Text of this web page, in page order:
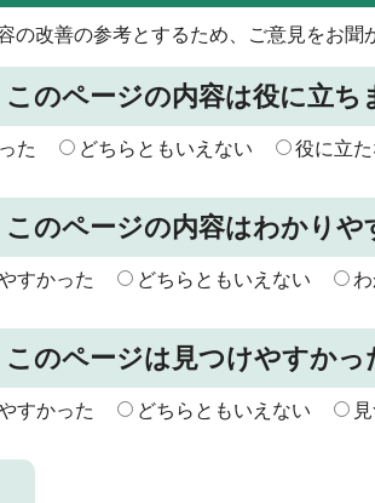
の改善の参考とするため、ご意見をお聞
このページの内容は役に立ち
た どちらともいえない 役に立
このページの内容はわかりや
すかった どちらともいえない
このページは見つけやすかっ
すかった どちらともいえない